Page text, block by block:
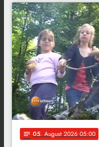
notes 05. August 2026 05:00